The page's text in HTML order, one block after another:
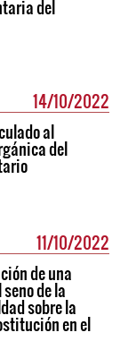
del
14/10/2022
al
del
11/10/2022
de una
de la
sobre la
en el